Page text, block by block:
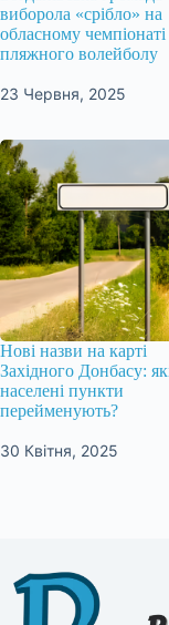
виборола «срібло» на
обласному чемпіонаті
пляжного волейболу
23 Червня, 2025
Нові назви на карті
Західного Донбасу:
населені пункти
перейменують?
30 Квітня, 2025